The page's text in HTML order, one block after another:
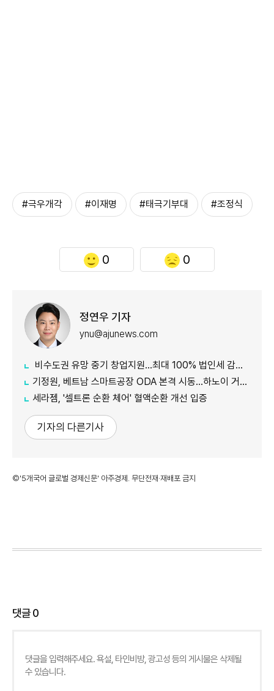
#극우개각 #이재명 #태극기부대 #조정식
0 0
정연우 기자
ynu@ajunews.com
비수도권 유망 중기 창업지원...최대 100% 법인세 감면 나서
기정원, 베트남 스마트공장 ODA 본격 시동...하노이 거점 개소
세라젬, '셀트론 순환 체어' 혈액순환 개선 입증
기자의 다른기사
©'5개국어 글로벌 경제신문' 아주경제. 무단전재·재배포 금지
댓글0